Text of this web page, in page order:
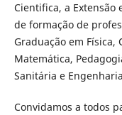
Cientifica, a Extensão
de formação de
Graduação em Física,
Matemática,
Sanitária e
Convidamos a todos